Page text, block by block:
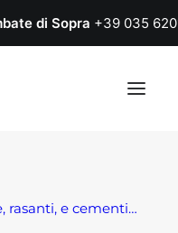
di Sopra +39 035
rasanti, e cementi…